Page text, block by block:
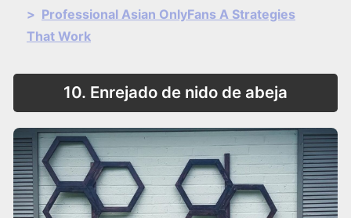
> Professional Asian OnlyFans A Strategies
That Work
10. Enrejado de nido de abeja